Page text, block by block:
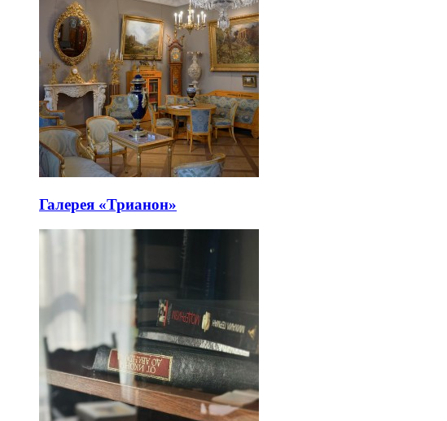
Галерея «Трианон»